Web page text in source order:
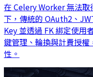
在 Celery Worker 無法
下，傳統的 OAuth2、
Key 並透過 FK 綁定使用
鍵管理、輪換與計費授
性。